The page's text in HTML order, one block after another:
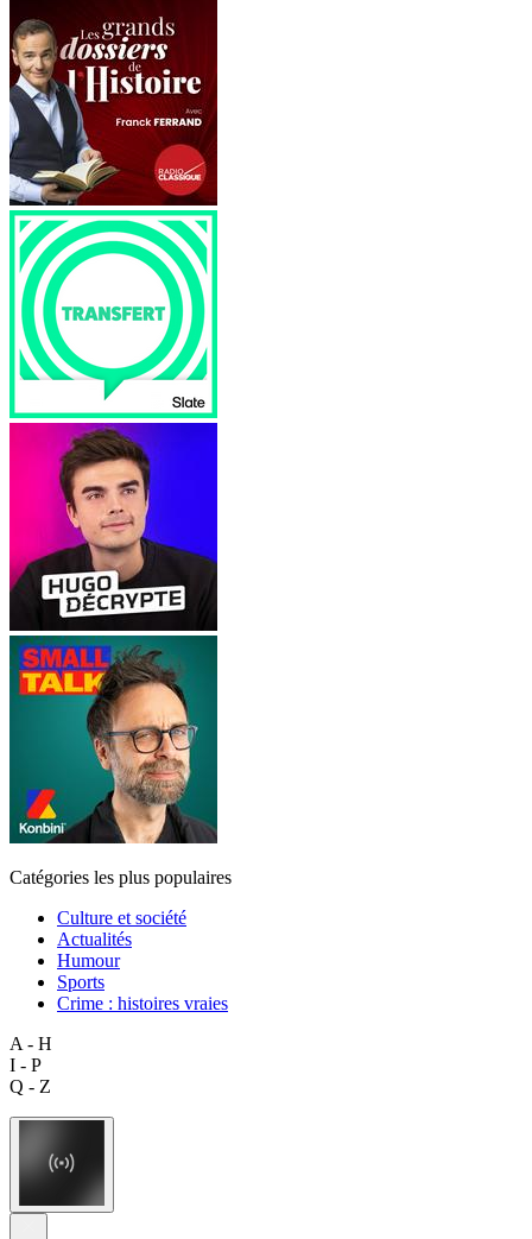
Catégories les plus populaires
Culture et société
Actualités
Humour
Sports
Crime : histoires vraies
A - H
I - P
Q - Z